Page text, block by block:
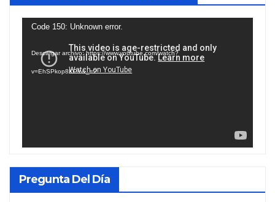
Reproductor
vídeo
Code 150: Unknown error.
Descargar archivo: https://www.youtube.com/watch?
v=EhSPkop8KPY&_=2
Pregunta Del Día